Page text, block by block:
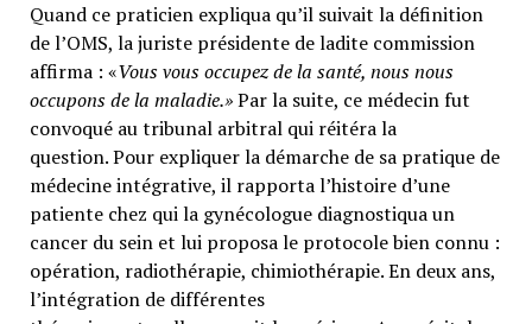
Quand ce praticien expliqua qu’il suivait la définition
de l’OMS, la juriste présidente de ladite commission
affirma : «Vous vous occupez de la santé, nous nous
occupons de la maladie.»Par la suite, ce médecin fut
convoqué au tribunal arbitral qui réitéra la
question. Pour expliquer la démarche de sa pratique de
médecine intégrative, il rapporta l’histoire d’une
patiente chez qui la gynécologue diagnostiqua un
cancer du sein et lui proposa le protocole bien connu :
opération, radiothérapie, chimiothérapie. En deux ans,
l’intégration de différentes